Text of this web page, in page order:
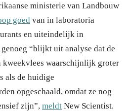
ministerie van Landbouw
goed van in laboratoria
en uiteindelijk in
“blijkt uit analyse dat de
waarschijnlijk groter
als de huidige
opgeschaald, omdat ze nog
zijn”, meldt New Scientist.